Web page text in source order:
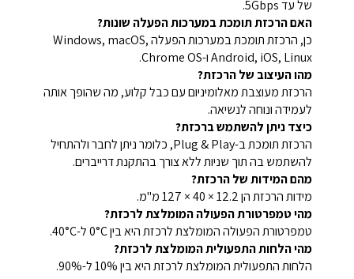
של עד 5Gbps.
האם הרכזת תומכת במערכות הפעלה שונות?
כן, הרכזת תומכת במערכות הפעלה Windows, macOS,
Android, iOS, Linux ו-Chrome OS.
מהו העיצוב של הרכזת?
הרכזת מעוצבת מאלומיניום עם כבל קלוע, מה שהופך אותה
לעמידה ונוחה לנשיאה.
כיצד ניתן להשתמש ברכזת?
הרכזת תומכת ב-Plug & Play, כלומר ניתן לחבר ולהתחיל
להשתמש בה תוך שניות ללא צורך בהתקנת דרייברים.
מהם המידות של הרכזת?
מידות הרכזת הן ‎127 × 40 × 12.2 מ"מ.
מהי טמפרטורת הפעולה המומלצת לרכזת?
טמפרטורת הפעולה המומלצת לרכזת היא בין 0°C ל-40°C.
מהי הלחות התפעולית המומלצת לרכזת?
הלחות התפעולית המומלצת לרכזת היא בין 10% ל-90%.